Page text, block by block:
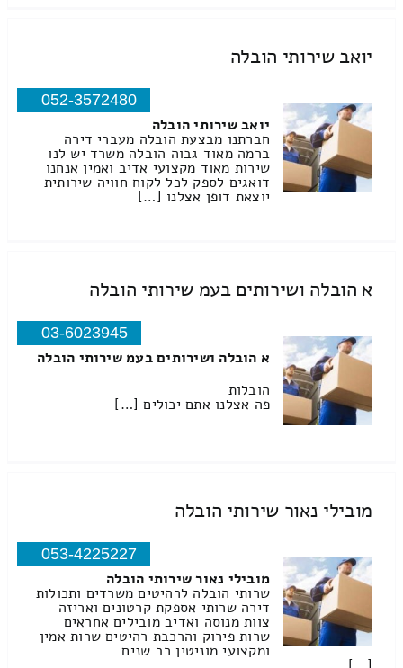
יואב שירותי הובלה
052-3572480
יואב שירותי הובלה
חברתנו מבצעת הובלה מעברי דירה
ברמה מאוד גבוה הובלה משרד יש לנו
שירות מאוד מקצועי אדיב ואמין אנחנו
דואגים לספק לכל לקוח חוויה שירותית
יוצאת דופן אצלנו […]
א הובלה ושירותים בעמ שירותי הובלה
03-6023945
א הובלה ושירותים בעמ שירותי הובלה
הובלות
פה אצלנו אתם יכולים […]
מובילי נאור שירותי הובלה
053-4225227
מובילי נאור שירותי הובלה
שרותי הובלה לרהיטים משרדים ותכולות
דירה שרותי אספקת קרטונים ואריזה
צוות מנוסה ואדיב מובילים אחראים
שרות פירוק והרכבת רהיטים שרות אמין
ומקצועי מוניטין רב שנים